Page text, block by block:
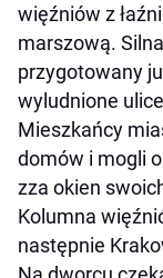
więźniów z
marszową.
przygotowany
wyludnione
Mieszkańcy
domów i mogli
zza okien
Kolumna
następnie